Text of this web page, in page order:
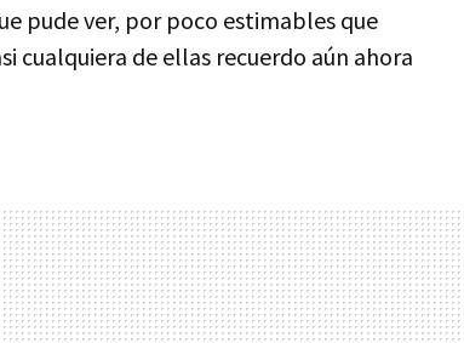
pude ver, por poco estimables que
cualquiera de ellas recuerdo aún ahora